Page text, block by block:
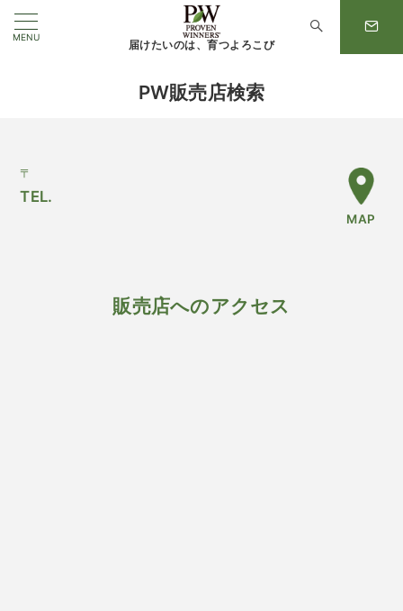
MENU
届けたいのは、育つよろこび
PW販売店検索
〒
TEL.
MAP
販売店へのアクセス